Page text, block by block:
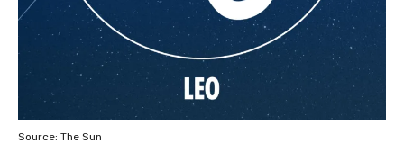
Source: The Sun